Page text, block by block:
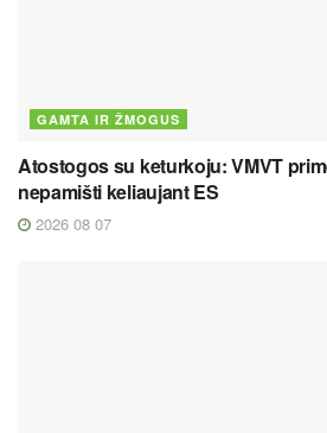
GAMTA IR ŽMOGUS
Atostogos su keturkoju: VMVT
nepamišti keliaujant ES
2026 08 07